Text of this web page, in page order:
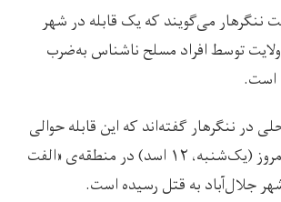
ننگرهار می‌گویند که یک قابله در شهر
ولایت توسط افراد مسلح ناشناس به‌ضرب
است.
در ننگرهار گفته‌اند که این قابله حوالی
ساعت ۸:۰۰ صبح امروز (یک‌شنبه، ۱۲ اسد) در منطقه‌ی «الفت
جلال‌آباد به قتل رسیده است.